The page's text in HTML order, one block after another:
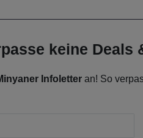
keine Deals
Infoletter an! So